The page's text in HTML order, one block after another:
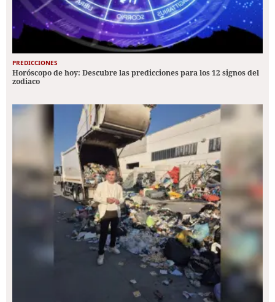
PREDICCIONES
Horóscopo de hoy: Descubre las predicciones para los 12 signos del
zodiaco